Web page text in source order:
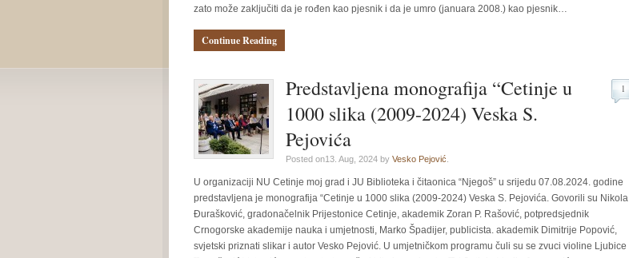
zato može zaključiti da je rođen kao pjesnik i da je umro (januara 2008.) kao pjesnik…
Continue Reading
Predstavljena monografija “Cetinje u
1000 slika (2009-2024) Veska S.
Pejovića
Posted on13. Aug, 2024 by Vesko Pejović
1
U organizaciji NU Cetinje moj grad i JU Biblioteka i čitaonica “Njegoš” u srijedu 07.08.2024. godine
predstavljena je monografija “Cetinje u 1000 slika (2009-2024) Veska S. Pejovića. Govorili su Nikola
Đurašković, gradonačelnik Prijestonice Cetinje, akademik Zoran P. Rašović, potpredsjednik
Crnogorske akademije nauka i umjetnosti, Marko Špadijer, publicista. akademik Dimitrije Popović,
svjetski priznati slikar i autor Vesko Pejović. U umjetničkom programu čuli su se zvuci violine Ljubice